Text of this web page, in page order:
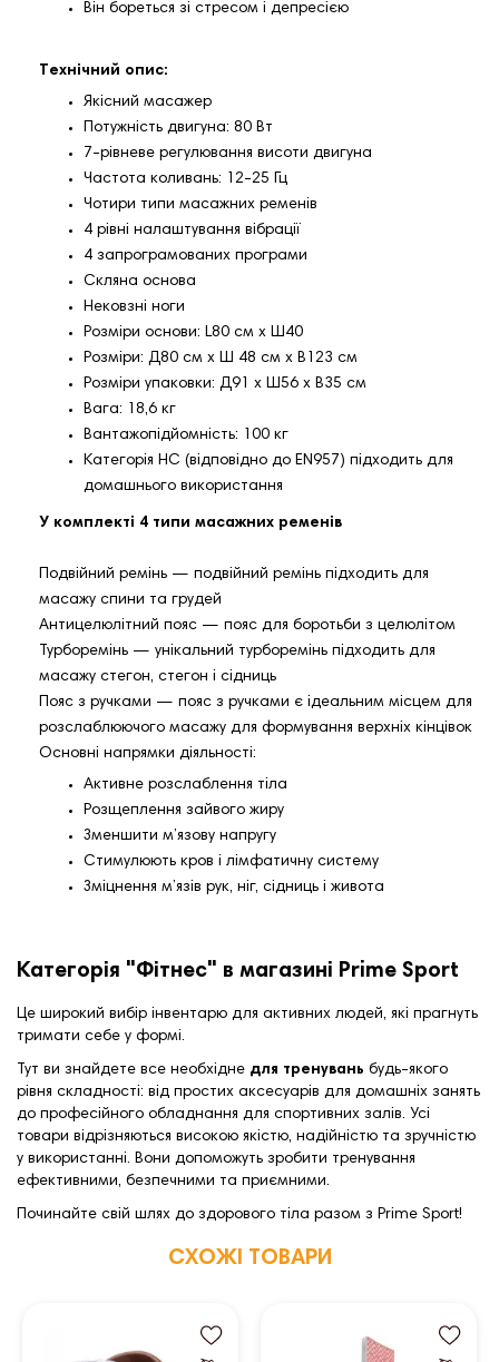
Він бореться зі стресом і депресією
Технічний опис:
Якісний масажер
Потужність двигуна: 80 Вт
7-рівневе регулювання висоти двигуна
Частота коливань: 12-25 Гц
Чотири типи масажних ременів
4 рівні налаштування вібрації
4 запрограмованих програми
Скляна основа
Нековзні ноги
Розміри основи: L80 см x Ш40
Розміри: Д80 см х Ш 48 см х В123 см
Розміри упаковки: Д91 х Ш56 х В35 см
Вага: 18,6 кг
Вантажопідйомність: 100 кг
Категорія HC (відповідно до EN957) підходить для
домашнього використання
У комплекті 4 типи масажних ременів
Подвійний ремінь — подвійний ремінь підходить для
масажу спини та грудей
Антицелюлітний пояс — пояс для боротьби з целюлітом
Турборемінь — унікальний турборемінь підходить для
масажу стегон, стегон і сідниць
Пояс з ручками — пояс з ручками є ідеальним місцем для
розслаблюючого масажу для формування верхніх кінцівок
Основні напрямки діяльності:
Активне розслаблення тіла
Розщеплення зайвого жиру
Зменшити м’язову напругу
Стимулюють кров і лімфатичну систему
Зміцнення м’язів рук, ніг, сідниць і живота
Категорія "Фітнес" в магазині Prime Sport
Це широкий вибір інвентарю для активних людей, які прагнуть
тримати себе у формі.
Тут ви знайдете все необхідне для тренувань будь-якого
рівня складності: від простих аксесуарів для домашніх занять
до професійного обладнання для спортивних залів. Усі
товари відрізняються високою якістю, надійністю та зручністю
у використанні. Вони допоможуть зробити тренування
ефективними, безпечними та приємними.
Починайте свій шлях до здорового тіла разом з Prime Sport!
СХОЖІ ТОВАРИ